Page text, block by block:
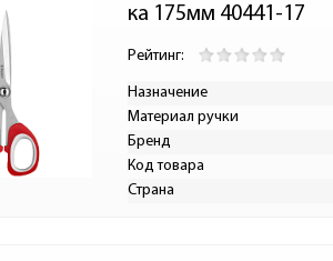
ка 175мм 40441-17
Рейтинг:
Назначение
Материал ручки
Бренд
Код товара
Страна